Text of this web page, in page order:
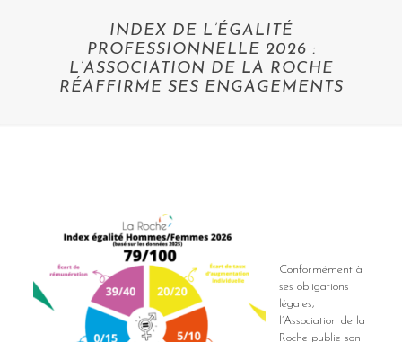
INDEX DE L’ÉGALITÉ
PROFESSIONNELLE 2026 :
L’ASSOCIATION DE LA ROCHE
RÉAFFIRME SES ENGAGEMENTS
Conformément à
ses obligations
légales,
l’Association de la
Roche publie son